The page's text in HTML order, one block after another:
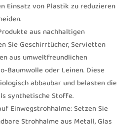
Einsatz von Plastik zu reduzieren
aus nachhaltigen
Sie Geschirrtücher, Servietten
aus umweltfreundlichen
Baumwolle oder Leinen. Diese
abbaubar und belasten die
synthetische Stoffe.
Einwegstrohhalme: Setzen Sie
Strohhalme aus Metall, Glas